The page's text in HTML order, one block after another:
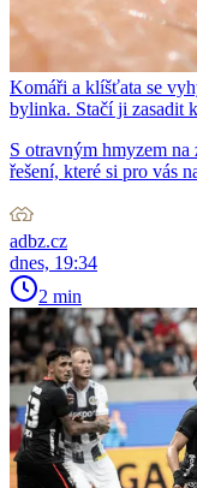
Komáři a klíšťata se
bylinka. Stačí ji zasadit
S otravným hmyzem na
řešení, které si pro vás
adbz.cz
dnes, 19:34
2 min